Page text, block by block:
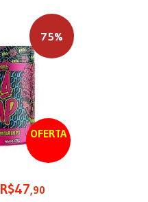
OFERTA
75%
R$47,90